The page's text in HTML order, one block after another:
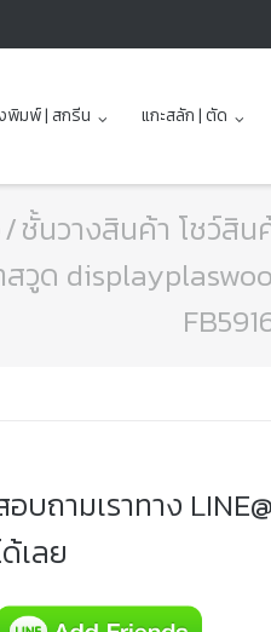
พิมพ์ | สกรีน แกะสลัก | ตัด
/ชั้นวางสินค้า โชว์สิน
วูด
อบถามเราทาง LINE@
เลย